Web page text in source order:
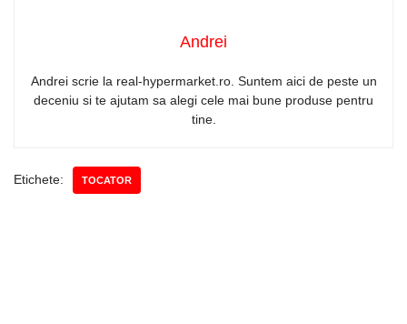
Andrei
Andrei scrie la real-hypermarket.ro. Suntem aici de peste un
deceniu si te ajutam sa alegi cele mai bune produse pentru
tine.
Etichete: TOCATOR